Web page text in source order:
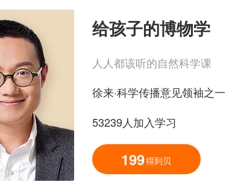
给孩子的博物学
人人都该听的自然科学课
徐来·科学传播意见领袖之一
53239人加入学习
199得到贝